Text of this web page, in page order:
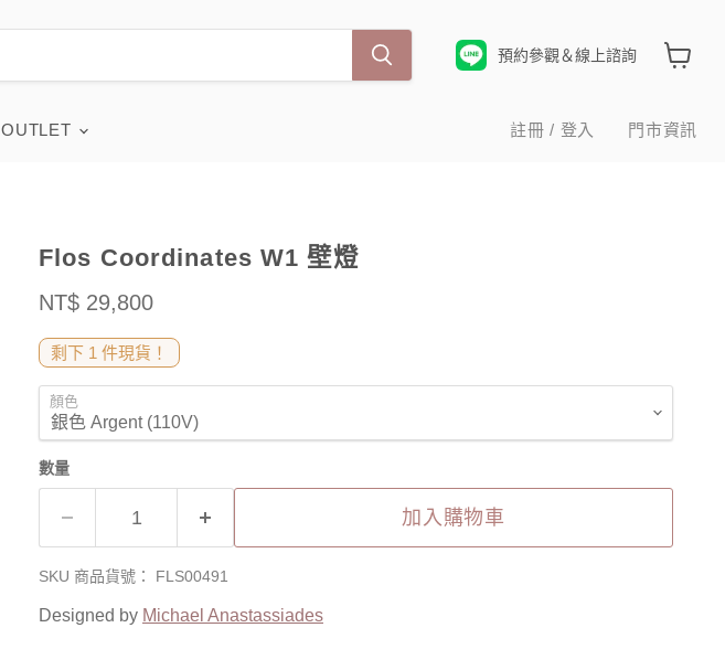
預約參觀＆線上諮詢
物
OUTLET 註冊 / 登入 門市資訊
Flos Coordinates W1 壁燈
售價
NT$ 29,800
剩下 1 件現貨！
顏色
數量
加入購物車
SKU 商品貨號： FLS00491
Designed by Michael Anastassiades